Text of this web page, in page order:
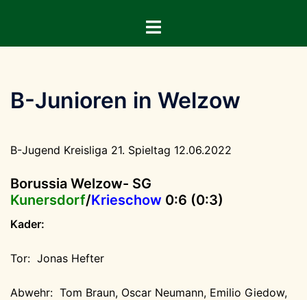
springen
Menü
B-Junioren in Welzow
B-Jugend Kreisliga 21. Spieltag 12.06.2022
Borussia Welzow- SG
Kunersdorf/Krieschow 0:6 (0:3)
Kader:
Tor: Jonas Hefter
Abwehr: Tom Braun, Oscar Neumann, Emilio Giedow,